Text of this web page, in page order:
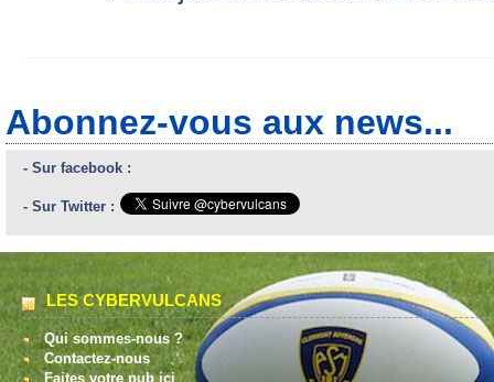
Abonnez-vous aux news...
- Sur facebook :
- Sur Twitter :
LES CYBERVULCANS
Qui sommes-nous ?
Contactez-nous
Faites votre pub ici